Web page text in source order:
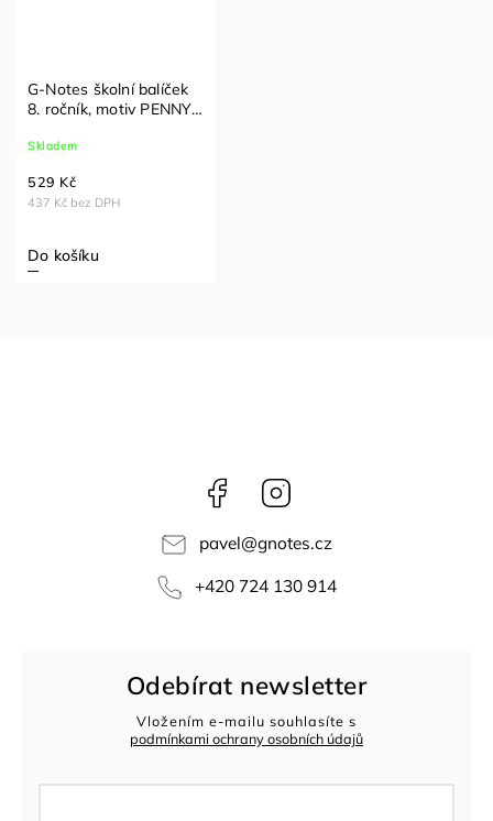
G-Notes školní balíček
8. ročník, motiv PENNY -
Skladem
437 Kč bez DPH
529 Kč
Do košíku
Facebook
pavel@gnotes.cz
+420 724 130 914
Odebírat newsletter
Vložením e-mailu souhlasíte s
podmínkami ochrany osobních údajů